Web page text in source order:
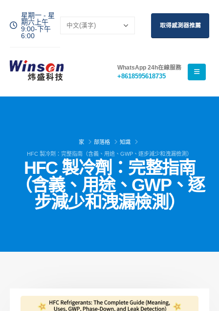
星期一 - 星
期六上午
9:00-下午
6:00
取得感測器推薦
WhatsApp 24h在線服務
+8618595618735
家 部落格
知識
HFC 製冷劑：完整指南（含義、用途、GWP、逐步減少和洩漏檢測）
HFC 製冷劑：完整指南
（含義、用途、GWP、逐
步減少和洩漏檢測）